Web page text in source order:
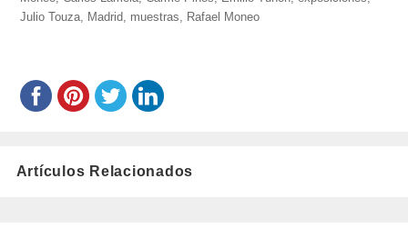
Julio Touza Madrid muestras Rafael Moneo
Artículos Relacionados